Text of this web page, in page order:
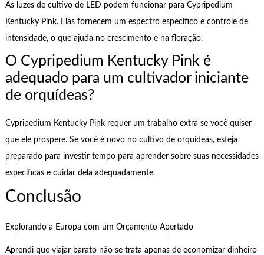
As luzes de cultivo de LED podem funcionar para Cypripedium
Kentucky Pink. Elas fornecem um espectro específico e controle de
intensidade, o que ajuda no crescimento e na floração.
O Cypripedium Kentucky Pink é
adequado para um cultivador iniciante
de orquídeas?
Cypripedium Kentucky Pink requer um trabalho extra se você quiser
que ele prospere. Se você é novo no cultivo de orquídeas, esteja
preparado para investir tempo para aprender sobre suas necessidades
específicas e cuidar dela adequadamente.
Conclusão
Explorando a Europa com um Orçamento Apertado
Aprendi que viajar barato não se trata apenas de economizar dinheiro